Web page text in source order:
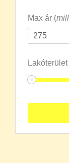
Max ár (
Lakóterület